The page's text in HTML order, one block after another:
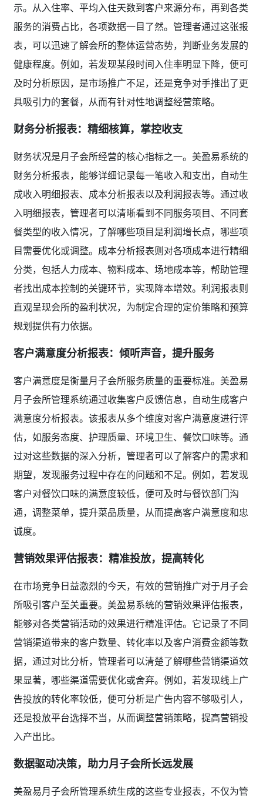
示。从入住率、平均入住天数到客户来源分布，再到各类
服务的消费占比，各项数据一目了然。管理者通过这张报
表，可以迅速了解会所的整体运营态势，判断业务发展的
健康程度。例如，若发现某段时间入住率明显下降，便可
及时分析原因，是市场推广不足，还是竞争对手推出了更
具吸引力的套餐，从而有针对性地调整经营策略。
财务分析报表：精细核算，掌控收支
财务状况是月子会所经营的核心指标之一。美盈易系统的
财务分析报表，能够详细记录每一笔收入和支出，自动生
成收入明细报表、成本分析报表以及利润报表等。通过收
入明细报表，管理者可以清晰看到不同服务项目、不同套
餐类型的收入情况，了解哪些项目是利润增长点，哪些项
目需要优化或调整。成本分析报表则对各项成本进行精细
分类，包括人力成本、物料成本、场地成本等，帮助管理
者找出成本控制的关键环节，实现降本增效。利润报表则
直观呈现会所的盈利状况，为制定合理的定价策略和预算
规划提供有力依据。
客户满意度分析报表：倾听声音，提升服务
客户满意度是衡量月子会所服务质量的重要标准。美盈易
月子会所管理系统通过收集客户反馈信息，自动生成客户
满意度分析报表。该报表从多个维度对客户满意度进行评
估，如服务态度、护理质量、环境卫生、餐饮口味等。通
过对这些数据的深入分析，管理者可以了解客户的需求和
期望，发现服务过程中存在的问题和不足。例如，若发现
客户对餐饮口味的满意度较低，便可及时与餐饮部门沟
通，调整菜单，提升菜品质量，从而提高客户满意度和忠
诚度。
营销效果评估报表：精准投放，提高转化
在市场竞争日益激烈的今天，有效的营销推广对于月子会
所吸引客户至关重要。美盈易系统的营销效果评估报表，
能够对各类营销活动的效果进行精准评估。它记录了不同
营销渠道带来的客户数量、转化率以及客户消费金额等数
据，通过对比分析，管理者可以清楚了解哪些营销渠道效
果显著，哪些渠道需要优化或舍弃。例如，若发现线上广
告投放的转化率较低，便可分析是广告内容不够吸引人，
还是投放平台选择不当，从而调整营销策略，提高营销投
入产出比。
数据驱动决策，助力月子会所长远发展
美盈易月子会所管理系统生成的这些专业报表，不仅为管